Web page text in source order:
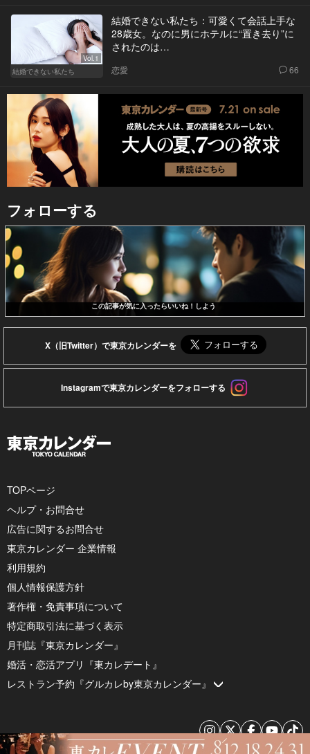
Vol.1
結婚できない私たち
結婚できない私たち：可愛くて会話上手な
28歳女。なのに男にホテルに“置き去り”に
されたのは…
恋愛 66
フォローする
この記事が気に入ったらいいね！しよう
X（旧Twitter）で東京カレンダーを
Instagramで東京カレンダーをフォローする
TOPページ
ヘルプ・お問合せ
広告に関するお問合せ
東京カレンダー 企業情報
利用規約
個人情報保護方針
著作権・免責事項について
特定商取引法に基づく表示
月刊誌『東京カレンダー』
婚活・恋活アプリ『東カレデート』
レストラン予約『グルカレby東京カレンダー』
© 2026 by Tokyo Calendar, Inc.